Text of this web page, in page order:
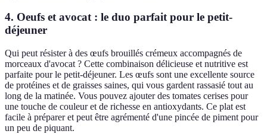
4. Oeufs et avocat : le duo parfait pour le petit-
déjeuner
Qui peut résister à des œufs brouillés crémeux accompagnés de
morceaux d'avocat ? Cette combinaison délicieuse et nutritive est
parfaite pour le petit-déjeuner. Les œufs sont une excellente source
de protéines et de graisses saines, qui vous gardent rassasié tout au
long de la matinée. Vous pouvez ajouter des tomates cerises pour
une touche de couleur et de richesse en antioxydants. Ce plat est
facile à préparer et peut être agrémenté d'une pincée de piment pour
un peu de piquant.